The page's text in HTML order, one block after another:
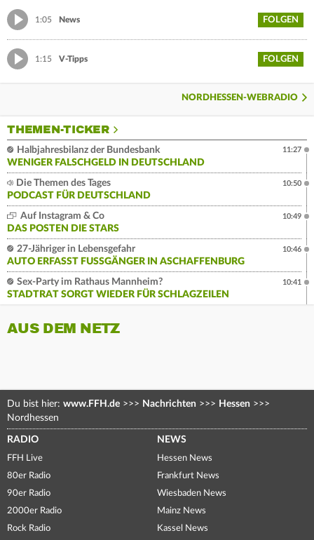
1:05 News FOLGEN
1:15 V-Tipps FOLGEN
NORDHESSEN-WEBRADIO
THEMEN-TICKER
Halbjahresbilanz der Bundesbank
WENIGER FALSCHGELD IN DEUTSCHLAND
11:27
Die Themen des Tages
PODCAST FÜR DEUTSCHLAND
10:50
Auf Instagram & Co
DAS POSTEN DIE STARS
10:49
27-Jähriger in Lebensgefahr
AUTO ERFASST FUSSGÄNGER IN ASCHAFFENBURG
10:46
Sex-Party im Rathaus Mannheim?
STADTRAT SORGT WIEDER FÜR SCHLAGZEILEN
10:41
AUS DEM NETZ
Du bist hier: www.FFH.de >>> Nachrichten >>> Hessen >>>
Nordhessen
RADIO
FFH Live
80er Radio
90er Radio
2000er Radio
Rock Radio
NEWS
Hessen News
Frankfurt News
Wiesbaden News
Mainz News
Kassel News